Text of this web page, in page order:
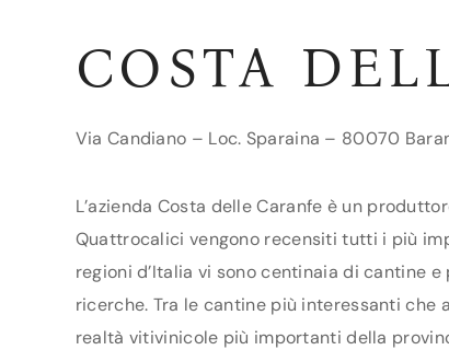
COSTA
Via Candiano – Loc. Sparaina – 80070
L’azienda Costa delle Caranfe è un
Quattrocalici vengono recensiti tutti i più
regioni d’Italia vi sono centinaia di cantine
ricerche. Tra le cantine più interessanti che
realtà vitivinicole più importanti della